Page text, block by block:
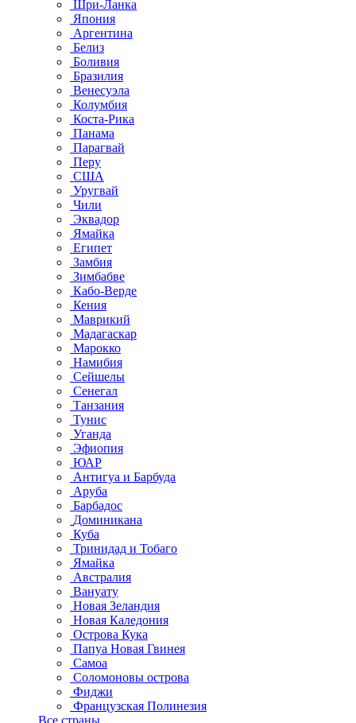
Шри-Ланка
Япония
Аргентина
Белиз
Боливия
Бразилия
Венесуэла
Колумбия
Коста-Рика
Панама
Парагвай
Перу
США
Уругвай
Чили
Эквадор
Ямайка
Египет
Замбия
Зимбабве
Кабо-Верде
Кения
Маврикий
Мадагаскар
Марокко
Намибия
Сейшелы
Сенегал
Танзания
Тунис
Уганда
Эфиопия
ЮАР
Антигуа и Барбуда
Аруба
Барбадос
Доминикана
Куба
Тринидад и Тобаго
Ямайка
Австралия
Вануату
Новая Зеландия
Новая Каледония
Острова Кука
Папуа Новая Гвинея
Самоа
Соломоновы острова
Фиджи
Французская Полинезия
Все страны